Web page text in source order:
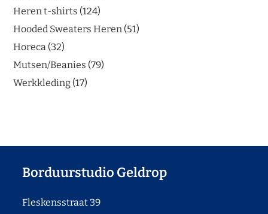
Heren t-shirts 124
Hooded Sweaters Heren 51
Horeca 32
Mutsen/Beanies 79
Werkkleding 17
Borduurstudio Geldrop
Fleskensstraat 39